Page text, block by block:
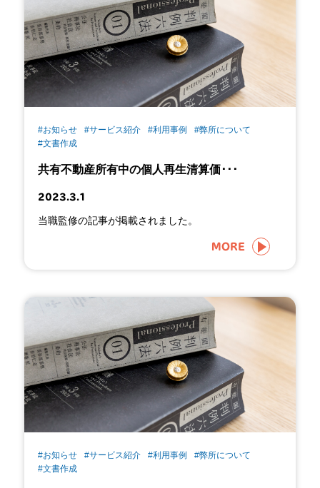
#お知らせ #サービス紹介 #利用事例
#弊所について
#文書作成
共有不動産所有中の個人再生清算価･･･
2023.3.1
当職監修の記事が掲載されました。
MORE
#お知らせ #サービス紹介 #利用事例
#弊所について
#文書作成